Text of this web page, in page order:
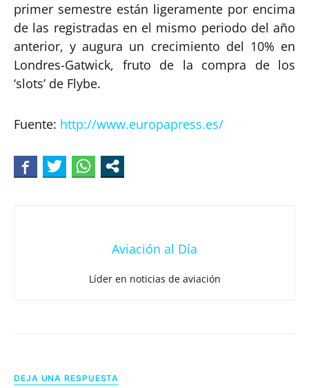
primer semestre están ligeramente por encima
de las registradas en el mismo periodo del año
anterior, y augura un crecimiento del 10% en
Londres-Gatwick, fruto de la compra de los
‘slots’ de Flybe.
Fuente: http://www.europapress.es/
Aviación al Día
Líder en noticias de aviación
DEJA UNA RESPUESTA